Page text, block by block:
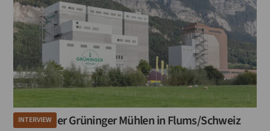
INTERVIEW
Besuch der Grüninger Mühlen in Flums/Schweiz